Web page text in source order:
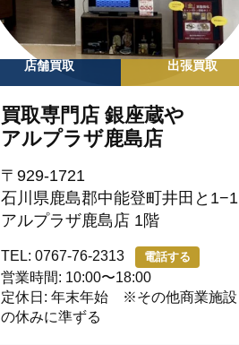
店舗買取 出張買取
買取専門店 銀座蔵や
アルプラザ鹿島店
〒929-1721
石川県鹿島郡中能登町井田と1−1
アルプラザ鹿島店 1階
TEL: 0767-76-2313 電話する
営業時間: 10:00〜18:00
定休日: 年末年始 ※その他商業施設
の休みに準ずる